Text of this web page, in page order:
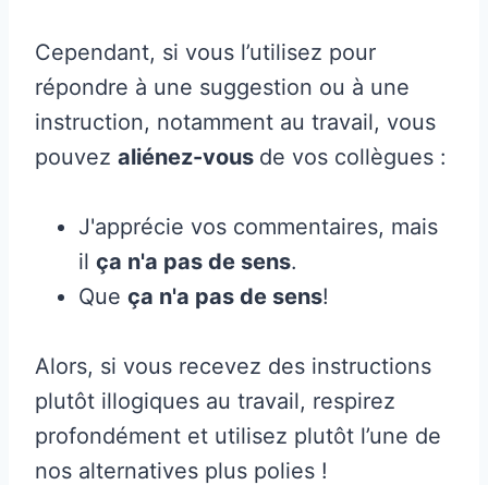
Cependant, si vous l’utilisez pour
répondre à une suggestion ou à une
instruction, notamment au travail, vous
pouvez aliénez-vous de vos collègues :
J'apprécie vos commentaires, mais
il ça n'a pas de sens.
Que ça n'a pas de sens!
Alors, si vous recevez des instructions
plutôt illogiques au travail, respirez
profondément et utilisez plutôt l’une de
nos alternatives plus polies !